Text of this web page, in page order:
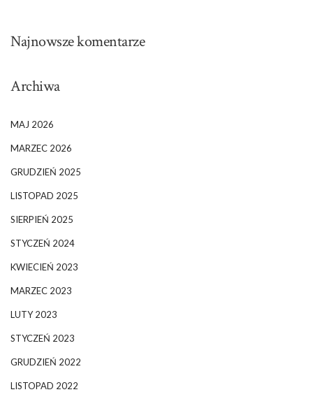
Najnowsze komentarze
Archiwa
MAJ 2026
MARZEC 2026
GRUDZIEŃ 2025
LISTOPAD 2025
SIERPIEŃ 2025
STYCZEŃ 2024
KWIECIEŃ 2023
MARZEC 2023
LUTY 2023
STYCZEŃ 2023
GRUDZIEŃ 2022
LISTOPAD 2022